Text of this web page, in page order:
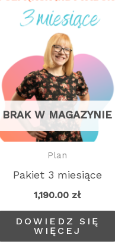
BRAK W MAGAZYNIE
Plan
Pakiet 3 miesiące
1,190.00 zł
DOWIEDZ SIĘ
WIĘCEJ